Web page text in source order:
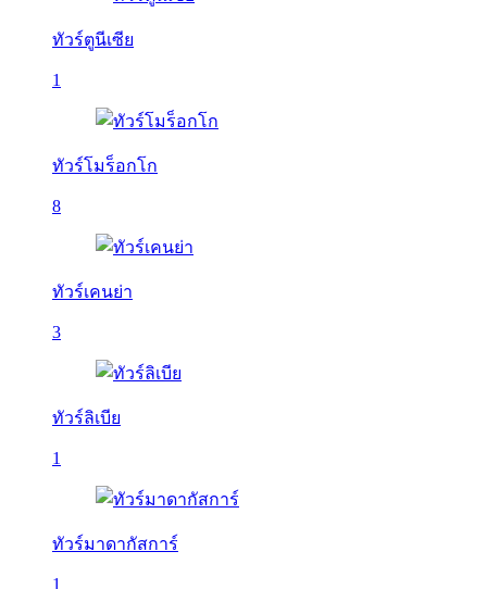
ทัวร์ตูนีเซีย
1
ทัวร์โมร็อกโก
8
ทัวร์เคนย่า
3
ทัวร์ลิเบีย
1
ทัวร์มาดากัสการ์
1